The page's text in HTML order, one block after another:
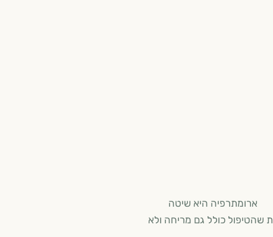
היא שיטה
שהטיפול כולל גם מריחה ולא